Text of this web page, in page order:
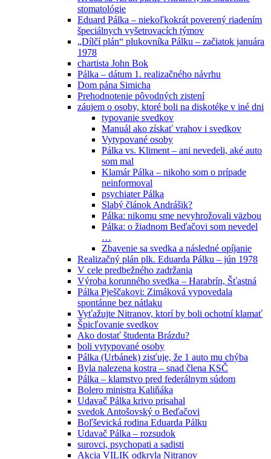
stomatológie
Eduard Pálka – niekoľkokrát poverený riadením
špeciálnych vyšetrovacích týmov
„Dílčí plán“ plukovníka Pálku – začiatok januára
1978
chartista John Bok
Pálka – dátum 1. realizačného návrhu
Dom pána Simicha
Prehodnotenie pôvodných zistení
záujem o osoby, ktoré boli na diskotéke v iné dni
typovanie svedkov
Manuál ako získať vrahov i svedkov
Vytypované osoby
Pálka vs. Kliment – ani nevedeli, aké auto
som mal
Klamár Pálka – nikoho som o prípade
neinformoval
psychiater Pálka
Slabý článok Andrášik?
Pálka: nikomu sme nevyhrožovali väzbou
Pálka: o žiadnom Beďačovi som nevedel
…
Zbavenie sa svedka a následné opíjanie
Realizačný plán plk. Eduarda Pálku – jún 1978
V cele predbežného zadržania
Výroba korunného svedka – Harabrín, Šťastná
Pálka Pješčakovi: Zimáková vypovedala
spontánne bez nátlaku
Vyťažujte Nitranov, ktorí by boli ochotní klamať
Špicľovanie svedkov
Ako dostať študenta Brázdu?
boli vytypované osoby
Pálka (Urbánek) zisťuje, že 1 auto mu chýba
Byla nalezena kostra – snad člena KSČ
Pálka – klamstvo pred federálnym súdom
Bolero ministra Kaliňáka
Udavač Pálka krivo prisahal
svedok Antošovský o Beďačovi
Boľševická rodina Eduarda Pálku
Udavač Pálka – rozsudok
surovci, psychopati a sadisti
Akcia VILIK odkryla Nitranov